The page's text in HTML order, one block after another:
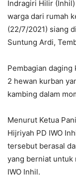
Indragiri Hilir
warga dari rumah
(22/7/2021) siang
Suntung Ardi,
Pembagian
2 hewan kurban
kambing dalam
Menurut Ketua
Hijriyah PD IWO
tersebut berasal
yang berniat untuk
IWO Inhil.